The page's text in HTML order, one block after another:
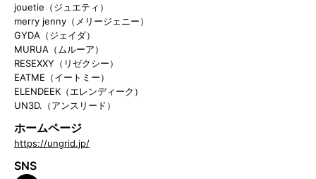
jouetie（ジュエティ）
merry jenny（メリージェニー）
GYDA（ジェイダ）
MURUA（ムルーア）
RESEXXY（リゼクシー）
EATME（イートミー）
ELENDEEK（エレンディーク）
UN3D.（アンスリード）
ホームページ
https://ungrid.jp/
SNS